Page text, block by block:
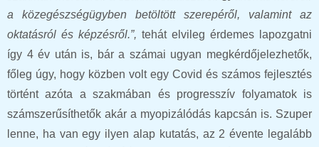
a közegészségügyben betöltött szerepéről, valamint az
oktatásról és képzésről.”, tehát elvileg érdemes lapozgatni
így 4 év után is, bár a számai ugyan megkérdőjelezhetők,
főleg úgy, hogy közben volt egy Covid és számos fejlesztés
történt azóta a szakmában és progresszív folyamatok is
számszerűsíthetők akár a myopizálódás kapcsán is. Szuper
lenne, ha van egy ilyen alap kutatás, az 2 évente legalább